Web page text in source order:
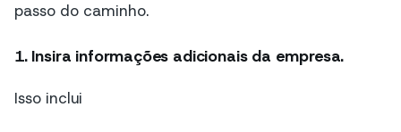
passo do caminho.
1. Insira informações adicionais da empresa.
Isso inclui